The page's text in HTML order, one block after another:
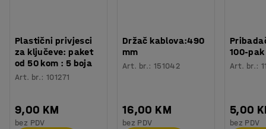
Plastični privjesci
za ključeve: paket
od 50 kom : 5 boja
Art. br.:101271
9,00 KM
bez PDV
Držač kablova:490
mm
Art. br.: 151042
16,00 KM
bez PDV
100-pak
Art. br.:
5,00
bez PDV